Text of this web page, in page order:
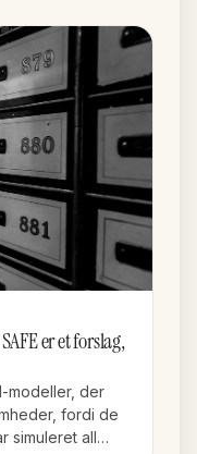
er et forslag,
modeller, der
fordi de
simuleret all…